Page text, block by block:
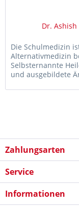
Dr.
Die Schulmedizin
Alternativmedizin
Selbsternannte
und ausgebildete
Zahlungsarten
Service
Informationen